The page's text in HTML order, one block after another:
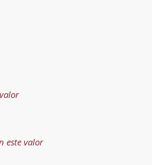
este valor